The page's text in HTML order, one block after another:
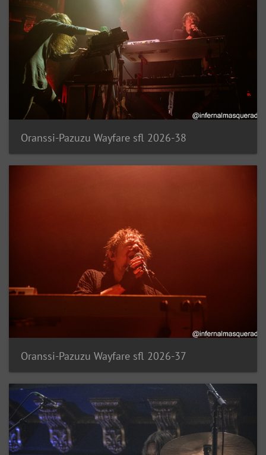
Oranssi-Pazuzu Wayfare sfl 2026-38
Oranssi-Pazuzu Wayfare sfl 2026-37